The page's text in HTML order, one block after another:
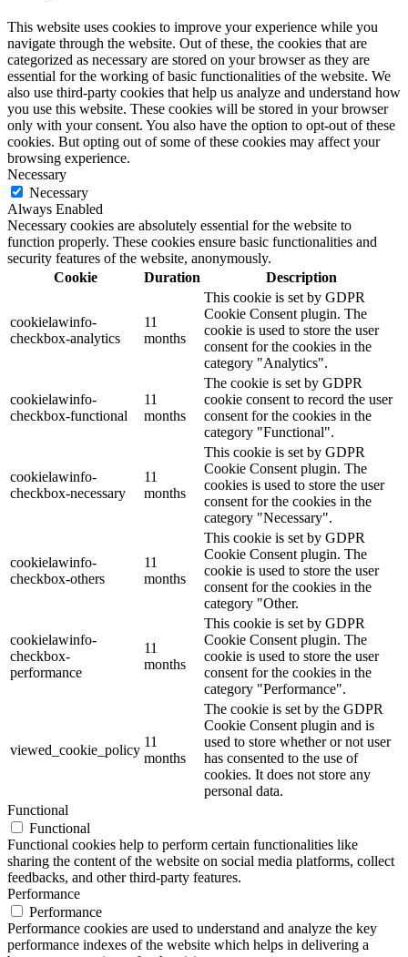
This website uses cookies to improve your experience while you
navigate through the website. Out of these, the cookies that are
categorized as necessary are stored on your browser as they are
essential for the working of basic functionalities of the website. We
also use third-party cookies that help us analyze and understand how
you use this website. These cookies will be stored in your browser
only with your consent. You also have the option to opt-out of these
cookies. But opting out of some of these cookies may affect your
browsing experience.
Necessary
Necessary
Always Enabled
Necessary cookies are absolutely essential for the website to
function properly. These cookies ensure basic functionalities and
security features of the website, anonymously.
Cookie
Duration Description
cookielawinfo-
checkbox-analytics
11
months
This cookie is set by GDPR
Cookie Consent plugin. The
cookie is used to store the user
consent for the cookies in the
category "Analytics".
cookielawinfo-
checkbox-functional
11
months
The cookie is set by GDPR
cookie consent to record the user
consent for the cookies in the
category "Functional".
cookielawinfo-
checkbox-necessary
11
months
This cookie is set by GDPR
Cookie Consent plugin. The
cookies is used to store the user
consent for the cookies in the
category "Necessary".
cookielawinfo-
checkbox-others
11
months
This cookie is set by GDPR
Cookie Consent plugin. The
cookie is used to store the user
consent for the cookies in the
category "Other.
cookielawinfo-
checkbox-
performance
11
months
This cookie is set by GDPR
Cookie Consent plugin. The
cookie is used to store the user
consent for the cookies in the
category "Performance".
viewed_cookie_policy
11
months
The cookie is set by the GDPR
Cookie Consent plugin and is
used to store whether or not user
has consented to the use of
cookies. It does not store any
personal data.
Functional
Functional
Functional cookies help to perform certain functionalities like
sharing the content of the website on social media platforms, collect
feedbacks, and other third-party features.
Performance
Performance
Performance cookies are used to understand and analyze the key
performance indexes of the website which helps in delivering a